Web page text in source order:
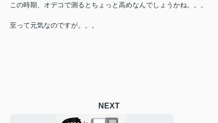
この時期、オデコで測るとちょっと高めなんでしょうかね。。。
至って元気なのですが。。。
NEXT